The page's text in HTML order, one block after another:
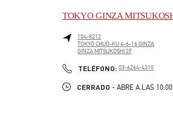
TOKYO GINZA
104-8212
TOKYOCHUO-KU4-6-16 GINZA
GINZA MITSUKOSHI 2F
TELÉFONO: PHONE
03-6264-4310
CERRADO - ABRE A LAS